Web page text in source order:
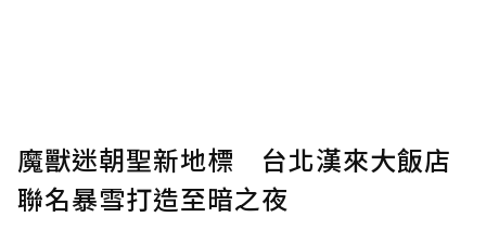
魔獸迷朝聖新地標 台北漢來大飯店
聯名暴雪打造至暗之夜